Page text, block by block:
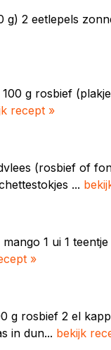
2 eetlepels
g rosbief
recept »
(rosbief of
...
1 ui 1
»
g rosbief 2 el
in dun... bekijk